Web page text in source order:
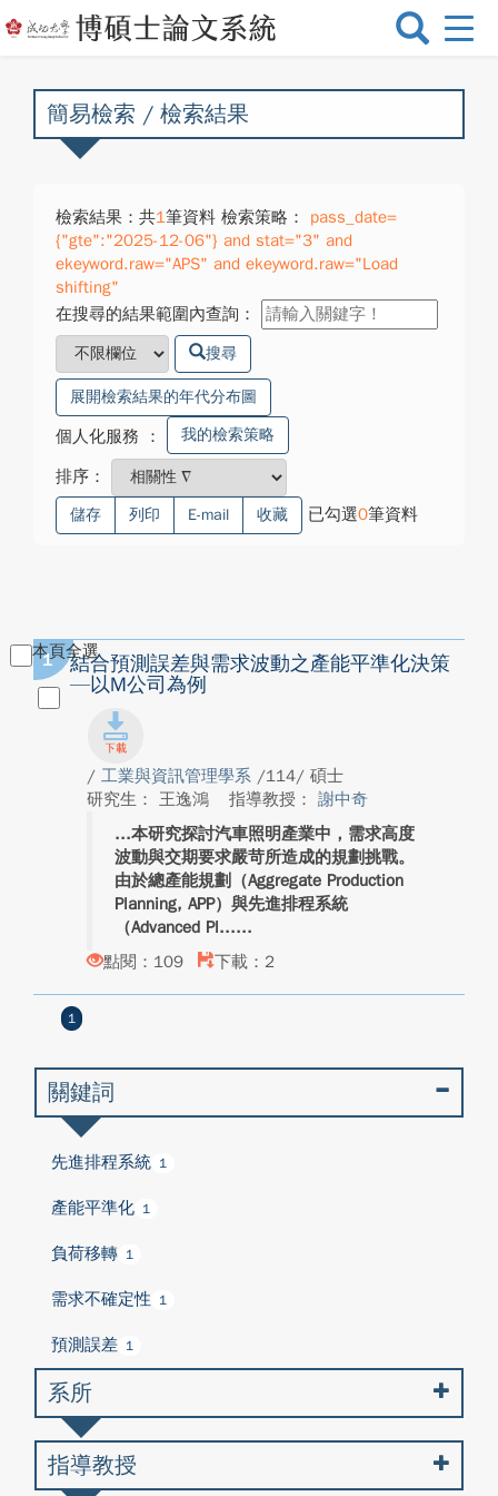
選
換
簡易檢索 / 檢索結果
檢索結果：共1筆資料 檢索策略：
pass_date=
{"gte":"2025-12-06"} and stat="3" and
ekeyword.raw="APS" and ekeyword.raw="Load
shifting"
在搜尋的結果範圍內查詢：
搜尋
展開檢索結果的年代分布圖
個人化服務 ： 我的檢索策略
排序：
儲存 列印 E-mail 收藏 已勾選0筆資料
本頁全選
1
結合預測誤差與需求波動之產能平準化決策
—以M公司為例
/ 工業與資訊管理學系 /114/ 碩士
研究生： 王逸鴻
指導教授： 謝中奇
本研究探討汽車照明產業中，需求高度
波動與交期要求嚴苛所造成的規劃挑戰。
由於總產能規劃（Aggregate Production
Planning, APP）與先進排程系統
（Advanced Pl...
點閱：109
下載：2
1
關鍵詞
先進排程系統 1
產能平準化 1
負荷移轉 1
需求不確定性 1
預測誤差 1
系所
指導教授